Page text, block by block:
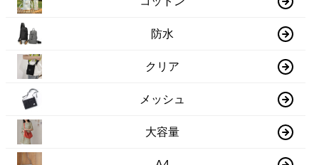
防水
クリア
メッシュ
大容量